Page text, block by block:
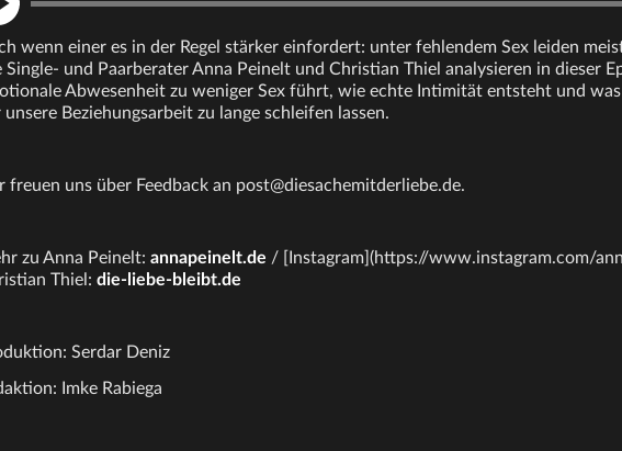
wenn einer es in der Regel stärker einfordert: unter fehlendem Sex leiden
Single- und Paarberater Anna Peinelt und Christian Thiel analysieren in dieser
Abwesenheit zu weniger Sex führt, wie echte Intimität entsteht und
Beziehungsarbeit zu lange schleifen lassen.
freuen uns über Feedback an post@diesachemitderliebe.de.
zu Anna Peinelt: annapeinelt.de / [Instagram](https://www.instagram.com/
Thiel: die-liebe-bleibt.de
Serdar Deniz
Imke Rabiega